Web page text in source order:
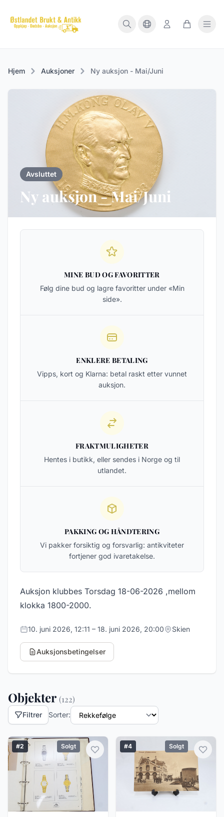
Hjem Auksjoner Ny auksjon - Mai/Juni
Avsluttet
Ny auksjon - Mai/Juni
MINE BUD OG FAVORITTER
Følg dine bud og lagre favoritter under «Min
side».
ENKLERE BETALING
Vipps, kort og Klarna: betal raskt etter vunnet
auksjon.
FRAKTMULIGHETER
Hentes i butikk, eller sendes i Norge og til
utlandet.
PAKKING OG HÅNDTERING
Vi pakker forsiktig og forsvarlig: antikviteter
fortjener god ivaretakelse.
Auksjon klubbes Torsdag 18-06-2026 ,mellom
klokka 1800-2000.
10. juni 2026, 12:11 – 18. juni 2026, 20:00 Skien
Auksjonsbetingelser
Objekter (122)
Filtrer Sorter:
#2 Solgt #4 Solgt